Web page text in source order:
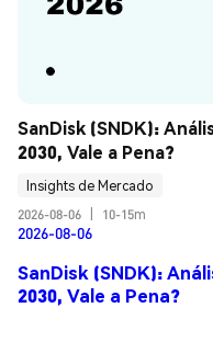
SanDisk (SNDK):
2030, Vale a Pena?
Insights de Mercado
2026-08-06
10-15m
2026-08-06
SanDisk (SNDK):
2030, Vale a Pena?